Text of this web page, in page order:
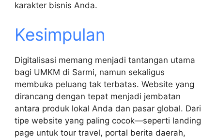
karakter bisnis Anda.
Kesimpulan
Digitalisasi memang menjadi tantangan utama
bagi UMKM di Sarmi, namun sekaligus
membuka peluang tak terbatas. Website yang
dirancang dengan tepat menjadi jembatan
antara produk lokal Anda dan pasar global. Dari
tipe website yang paling cocok—seperti landing
page untuk tour travel, portal berita daerah,